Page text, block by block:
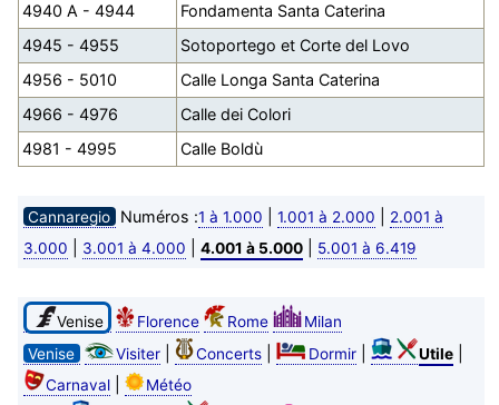
4940 A - 4944
Fondamenta Santa Caterina
4945 - 4955
Sotoportego et Corte del Lovo
4956 - 5010
Calle Longa Santa Caterina
4966 - 4976
Calle dei Colori
4981 - 4995
Calle Boldù
Cannaregio Numéros :1 à 1.000 1.001 à 2.000
2.001 à
3.000
3.001 à 4.000 4.001 à 5.000| 5.001 à 6.419
Venise Florence Rome
Milan
Venise
Visiter| Concerts| Dormir| Utile|
Carnaval|
Météo